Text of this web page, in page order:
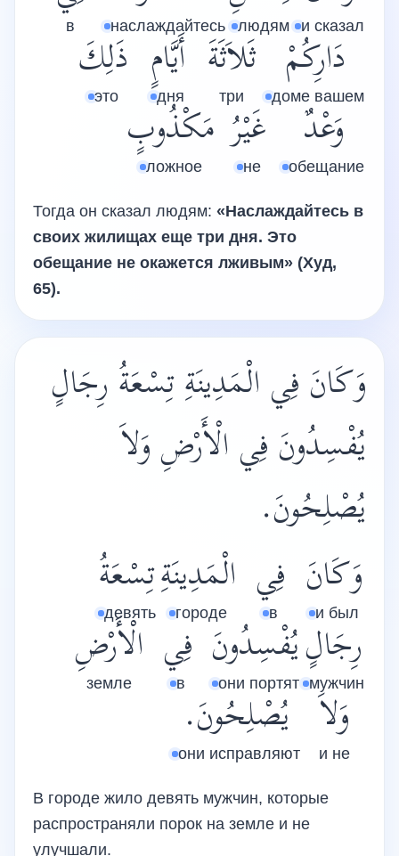
и сказал
людям
наслаждайтесь
в
دَارِكُمْ
доме вашем
ثَلاَثَةَ
три
أَيَّامٍ
дня
ذَلِكَ
это
وَعْدٌ
обещание
غَيْرُ
не
مَكْذُوبٍ
ложное
Тогда он сказал людям: «Наслаждайтесь в
своих жилищах еще три дня. Это
обещание не окажется лживым» (Худ,
65).
وَكَانَ فِي الْمَدِينَةِ تِسْعَةُ رِجَالٍ
يُفْسِدُونَ فِي الْأَرْضِ وَلاَ
يُصْلِحُونَ.
وَكَانَ
и был
فِي
в
الْمَدِينَةِ
городе
تِسْعَةُ
девять
رِجَالٍ
мужчин
يُفْسِدُونَ
они портят
فِي
в
الْأَرْضِ
земле
وَلاَ
и не
يُصْلِحُونَ.
они исправляют
В городе жило девять мужчин, которые
распространяли порок на земле и не
улучшали.